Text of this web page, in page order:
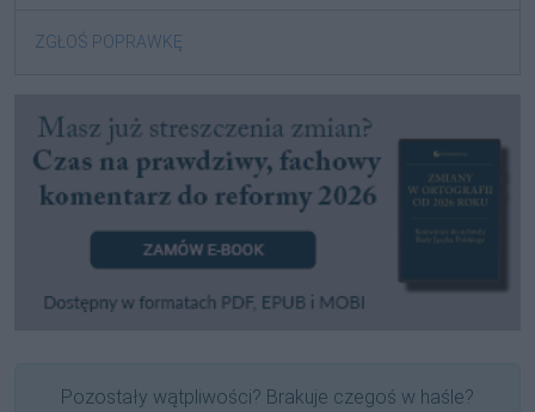
ZGŁOŚ POPRAWKĘ
Pozostały wątpliwości? Brakuje czegoś w haśle?